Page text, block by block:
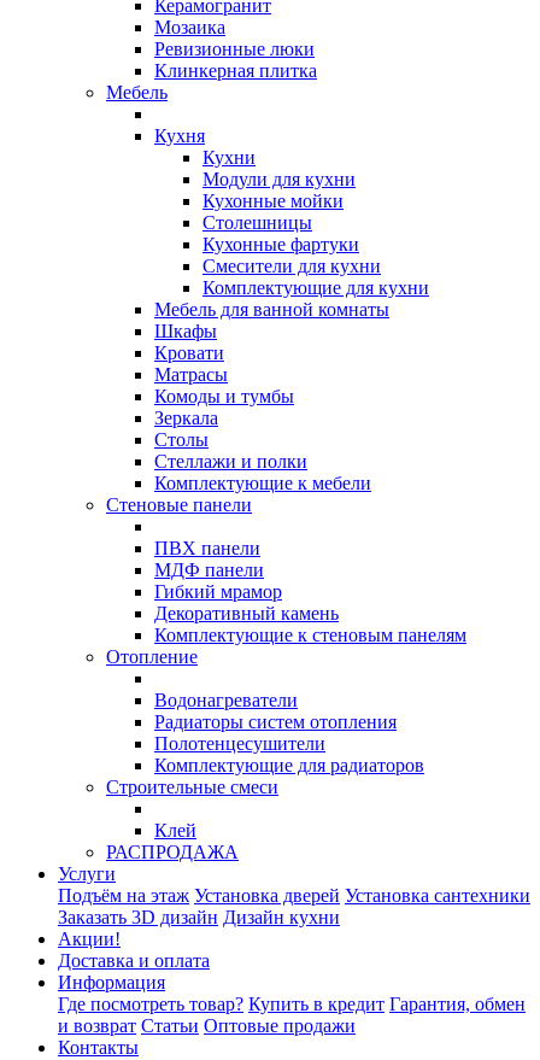
Керамогранит
Мозаика
Ревизионные люки
Клинкерная плитка
Мебель
Кухня
Кухни
Модули для кухни
Кухонные мойки
Столешницы
Кухонные фартуки
Смесители для кухни
Комплектующие для кухни
Мебель для ванной комнаты
Шкафы
Кровати
Матрасы
Комоды и тумбы
Зеркала
Столы
Стеллажи и полки
Комплектующие к мебели
Стеновые панели
ПВХ панели
МДФ панели
Гибкий мрамор
Декоративный камень
Комплектующие к стеновым панелям
Отопление
Водонагреватели
Радиаторы систем отопления
Полотенцесушители
Комплектующие для радиаторов
Строительные смеси
Клей
РАСПРОДАЖА
Услуги
Подъём на этаж Установка дверей Установка сантехники
Заказать 3D дизайн Дизайн кухни
Акции!
Доставка и оплата
Информация
Где посмотреть товар? Купить в кредит Гарантия, обмен
и возврат Статьи Оптовые продажи
Контакты